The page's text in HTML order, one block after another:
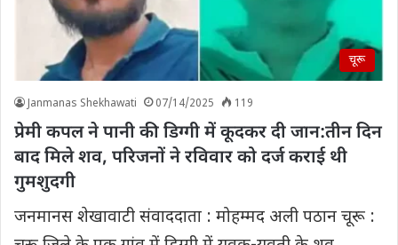
चूरू
Janmanas Shekhawati 07/14/2025 119
प्रेमी कपल ने पानी की डिग्गी में कूदकर दी जान:तीन दिन
बाद मिले शव, परिजनों ने रविवार को दर्ज कराई थी
गुमशुदगी
जनमानस शेखावाटी संवाददाता : मोहम्मद अली पठान चूरू :